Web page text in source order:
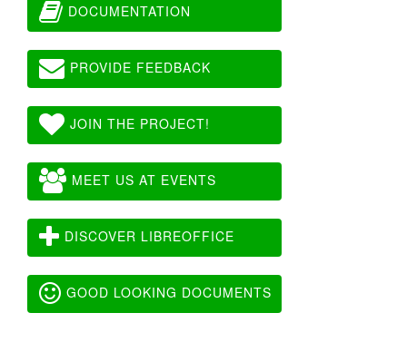
DOCUMENTATION
PROVIDE FEEDBACK
JOIN THE PROJECT!
MEET US AT EVENTS
DISCOVER LIBREOFFICE
GOOD LOOKING DOCUMENTS